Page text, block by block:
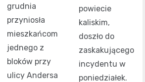
grudnia
przyniosła
mieszkańcom
jednego z
bloków przy
ulicy Andersa
powiecie
kaliskim,
doszło do
zaskakującego
incydentu w
poniedziałek.